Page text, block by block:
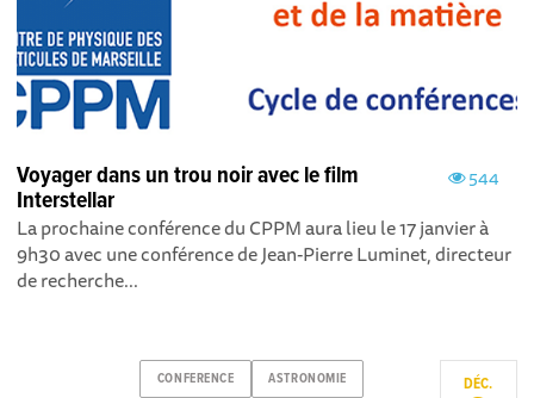
544
Voyager dans un trou noir avec le film
Interstellar
La prochaine conférence du CPPM aura lieu le 17 janvier à
9h30 avec une conférence de Jean-Pierre Luminet, directeur
de recherche...
CONFERENCE ASTRONOMIE DÉC.